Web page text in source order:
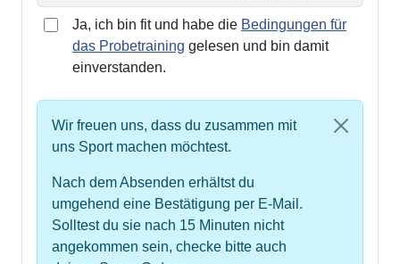
Ja, ich bin fit und habe die Bedingungen für
das Probetraining gelesen und bin damit
einverstanden.
Wir freuen uns, dass du zusammen mit
uns Sport machen möchtest.
Nach dem Absenden erhältst du
umgehend eine Bestätigung per E-Mail.
Solltest du sie nach 15 Minuten nicht
angekommen sein, checke bitte auch